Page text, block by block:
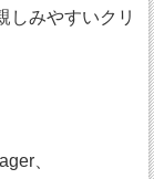
しみやすいクリ
、